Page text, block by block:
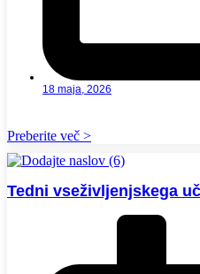
18 maja, 2026
Preberite več >
Tedni vseživljenjskega